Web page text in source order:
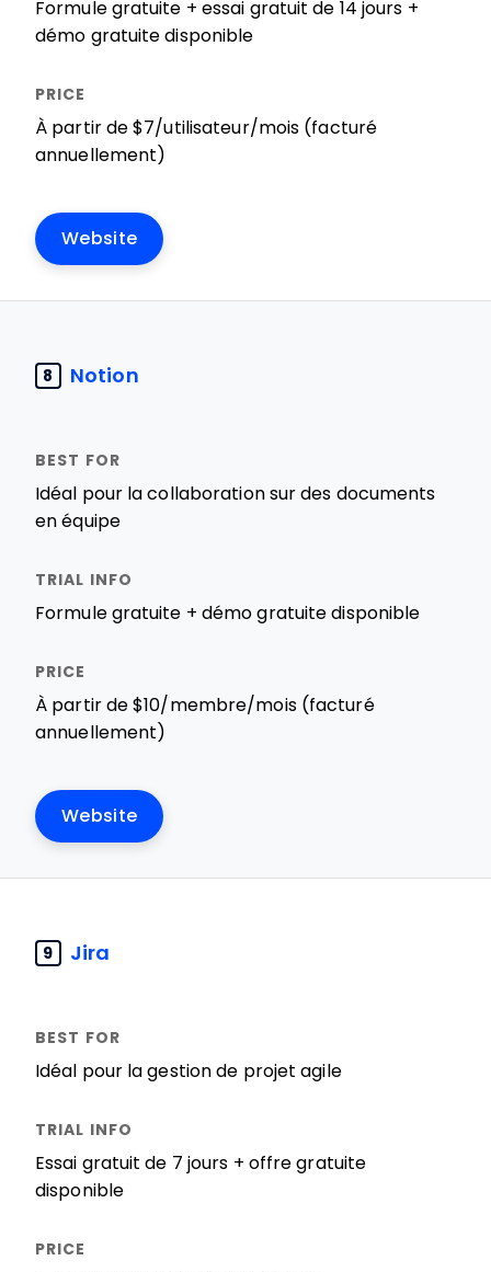
Formule gratuite + essai gratuit de 14 jours +
démo gratuite disponible
À partir de $7/utilisateur/mois (facturé
annuellement)
Website
8 Notion
Idéal pour la collaboration sur des documents
en équipe
Formule gratuite + démo gratuite disponible
À partir de $10/membre/mois (facturé
annuellement)
Website
9 Jira
Idéal pour la gestion de projet agile
Essai gratuit de 7 jours + offre gratuite
disponible